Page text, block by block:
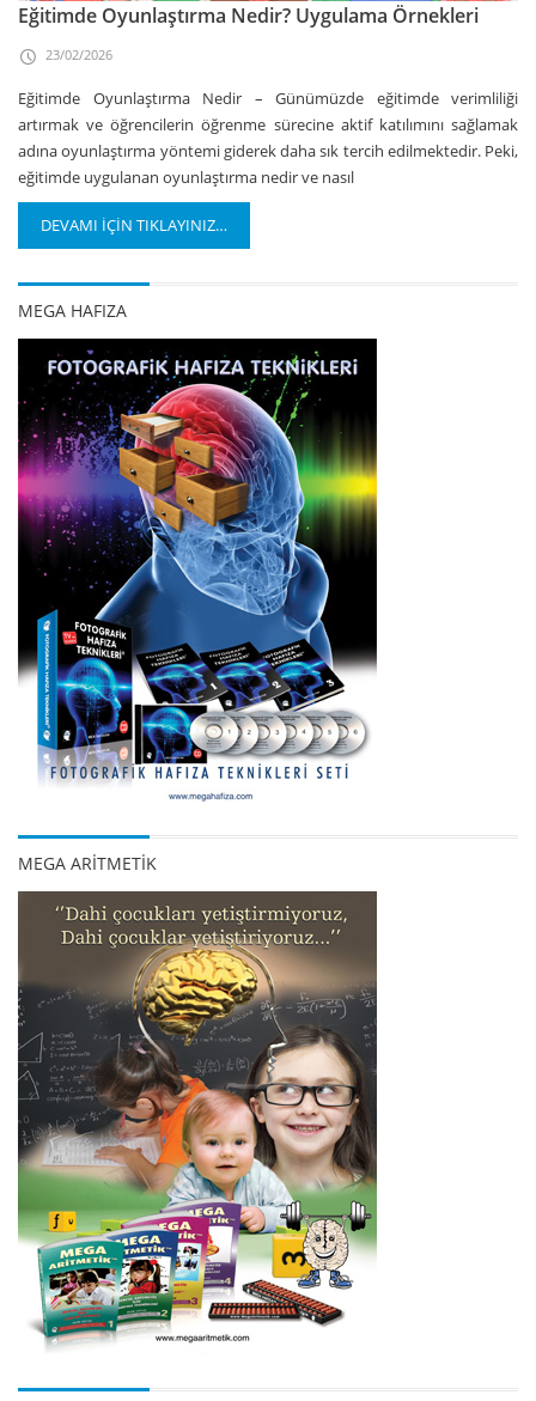
Eğitimde Oyunlaştırma Nedir? Uygulama Örnekleri
23/02/2026
Eğitimde Oyunlaştırma Nedir – Günümüzde eğitimde verimliliği
artırmak ve öğrencilerin öğrenme sürecine aktif katılımını sağlamak
adına oyunlaştırma yöntemi giderek daha sık tercih edilmektedir. Peki,
eğitimde uygulanan oyunlaştırma nedir ve nasıl
DEVAMI İÇİN TIKLAYINIZ…
MEGA HAFIZA
MEGA ARİTMETİK